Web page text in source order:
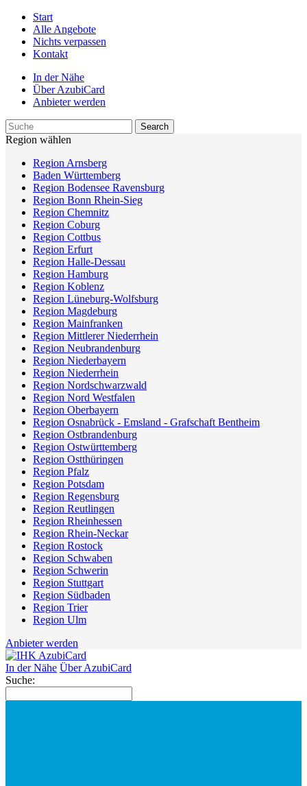
Start
Alle Angebote
Nichts verpassen
Kontakt
In der Nähe
Über AzubiCard
Anbieter werden
Region wählen
Region Arnsberg
Baden Württemberg
Region Bodensee Ravensburg
Region Bonn Rhein-Sieg
Region Chemnitz
Region Coburg
Region Cottbus
Region Erfurt
Region Halle-Dessau
Region Hamburg
Region Koblenz
Region Lüneburg-Wolfsburg
Region Magdeburg
Region Mainfranken
Region Mittlerer Niederrhein
Region Neubrandenburg
Region Niederbayern
Region Niederrhein
Region Nordschwarzwald
Region Nord Westfalen
Region Oberbayern
Region Osnabrück - Emsland - Grafschaft Bentheim
Region Ostbrandenburg
Region Ostwürttemberg
Region Ostthüringen
Region Pfalz
Region Potsdam
Region Regensburg
Region Reutlingen
Region Rheinhessen
Region Rhein-Neckar
Region Rostock
Region Schwaben
Region Schwerin
Region Stuttgart
Region Südbaden
Region Trier
Region Ulm
Anbieter werden
In der Nähe Über AzubiCard
Suche: